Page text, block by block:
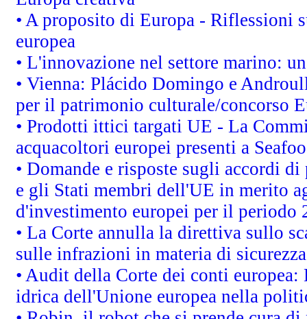
• A proposito di Europa - Riflessioni
europea
• L'innovazione nel settore marino:
• Vienna: Plácido Domingo e
per il patrimonio culturale/concorso
• Prodotti ittici targati UE - La
acquacoltori europei presenti a
• Domande e risposte sugli accordi
e gli Stati membri dell'UE in merito
d'investimento europei per il periodo
• La Corte annulla la direttiva sullo
sulle infrazioni in materia di
• Audit della Corte dei conti
idrica dell'Unione europea nella